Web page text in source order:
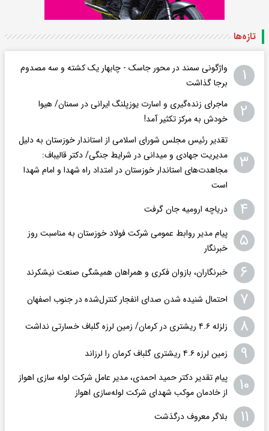
تازه‌ها
۱
واژگونی سمند در محور جاسک - چابهار یک کشته و سه مصدوم
برجا گذاشت
۲
ماجرای زنده‌گیری و اسارت یوزپلنگ ایرانی در سمنان/ هیوا
خودش به مرکز تکثیر آمد!
۳
تقدیر رئیس مجلس شورای اسلامی از استاندار خوزستان به دلیل
مدیریت جهادی و میدانی در شرایط جنگی/ دکتر قالیباف:
مجاهدت‌های استاندار خوزستان در امتداد راه شهدا و امام شهدا
است
۴ دریاچه ارومیه جان گرفت
۵
پیام مدیر روابط عمومی شرکت فولاد خوزستان به مناسبت روز
خبرنگار
۶ خبرنگاران، بازوان فکری و همراهان همیشگی صنعت نیشکرند
۷ احتمال شنیده شدن صدای انفجار کنترل‌شده در جنوب اصفهان
۸ زلزله ۴.۶ ریشتری در کرمان/ زمین لرزه گلباف خسارتی نداشت
۹ زمین لرزه ۴.۶ ریشتری گلباف کرمان را لرزاند
۱۰
پیام تقدیر دکتر حمید احمدی، مدیر عامل شرکت لوله سازی اهواز
از خادمان موکب شهدای شرکت لوله‌سازی اهواز
۱۱ بلاگر معروف درگذشت